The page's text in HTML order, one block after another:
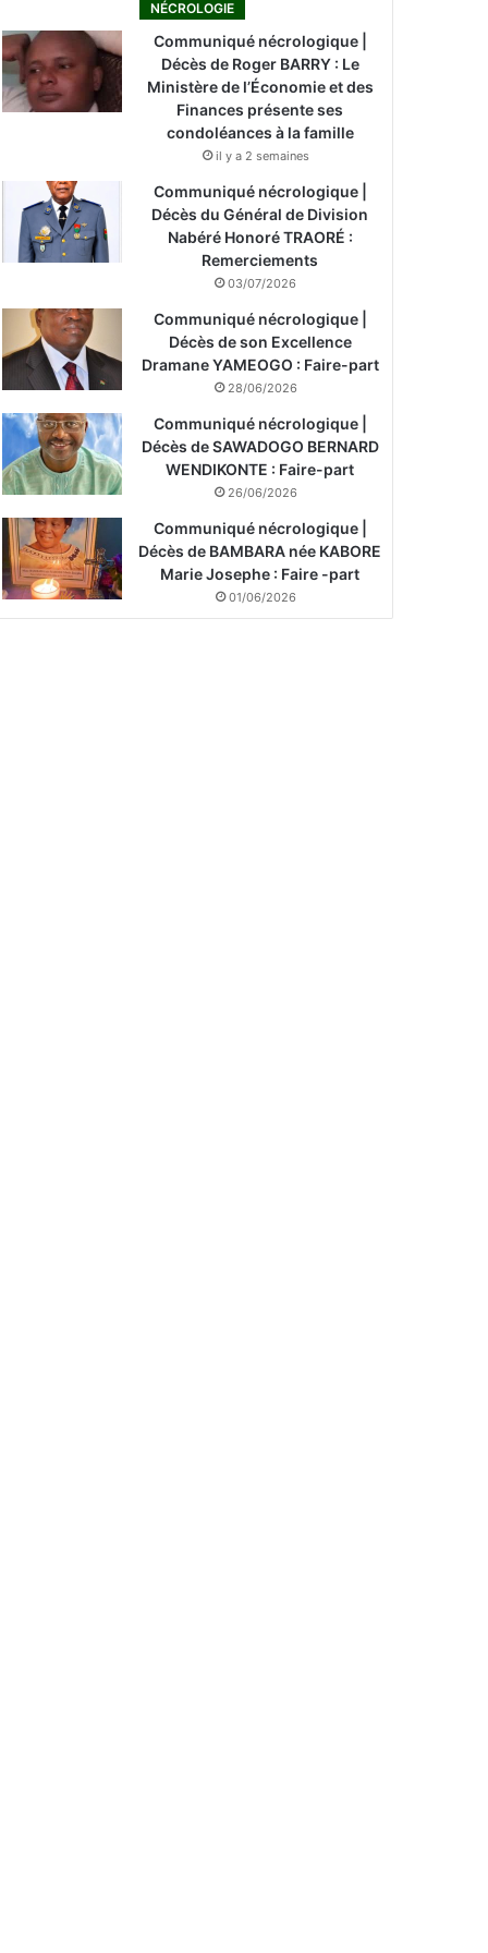
NÉCROLOGIE
Communiqué nécrologique |
Décès de Roger BARRY : Le
Ministère de l’Économie et des
Finances présente ses
condoléances à la famille
il y a 2 semaines
Communiqué nécrologique |
Décès du Général de Division
Nabéré Honoré TRAORÉ :
Remerciements
03/07/2026
Communiqué nécrologique |
Décès de son Excellence
Dramane YAMEOGO : Faire-part
28/06/2026
Communiqué nécrologique |
Décès de SAWADOGO BERNARD
WENDIKONTE : Faire-part
26/06/2026
Communiqué nécrologique |
Décès de BAMBARA née KABORE
Marie Josephe : Faire -part
01/06/2026